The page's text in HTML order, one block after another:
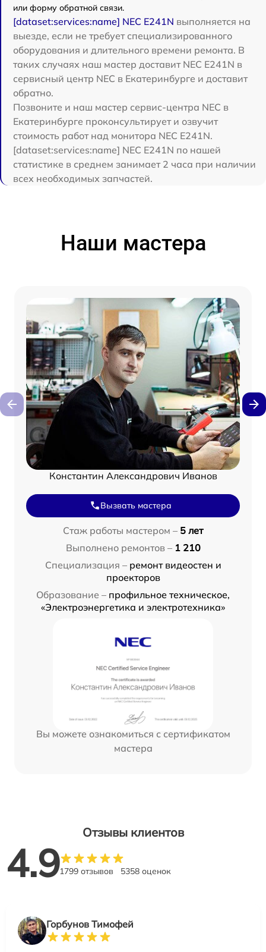
или форму обратной связи.
[dataset:services:name] NEC E241N выполняется на
выезде, если не требует специализированного
оборудования и длительного времени ремонта. В
таких случаях наш мастер доставит NEC E241N в
сервисный центр NEC в Екатеринбурге и доставит
обратно.
Позвоните и наш мастер сервис-центра NEC в
Екатеринбурге проконсультирует и озвучит
стоимость работ над монитора NEC E241N.
[dataset:services:name] NEC E241N по нашей
статистике в среднем занимает 2 часа при наличии
всех необходимых запчастей.
Наши мастера
Константин Александрович Иванов
Вызвать мастера
Стаж работы мастером – 5 лет
Выполнено ремонтов – 1 210
Специализация – ремонт видеостен и
проекторов
Образование – профильное техническое,
«Электроэнергетика и электротехника»
Вы можете ознакомиться с сертификатом
мастера
Отзывы клиентов
4.91799 отзывов 5358 оценок
Горбунов Тимофей